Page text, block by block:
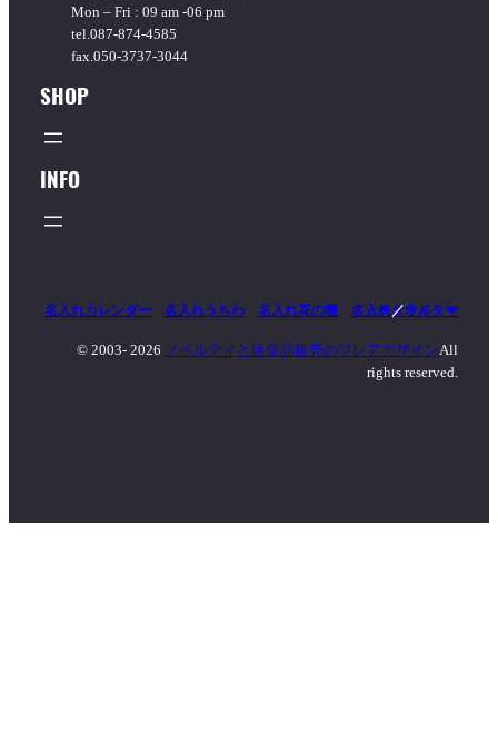
Mon – Fri : 09 am -06 pm
tel.087-874-4585
fax.050-3737-3044
SHOP
INFO
名入れカレンダー 名入れうちわ 名入れ花の種 名入れタオル
マッチ／ライター
© 2003- 2026 ノベルティと販促品販売のフレアデザインAll
rights reserved.